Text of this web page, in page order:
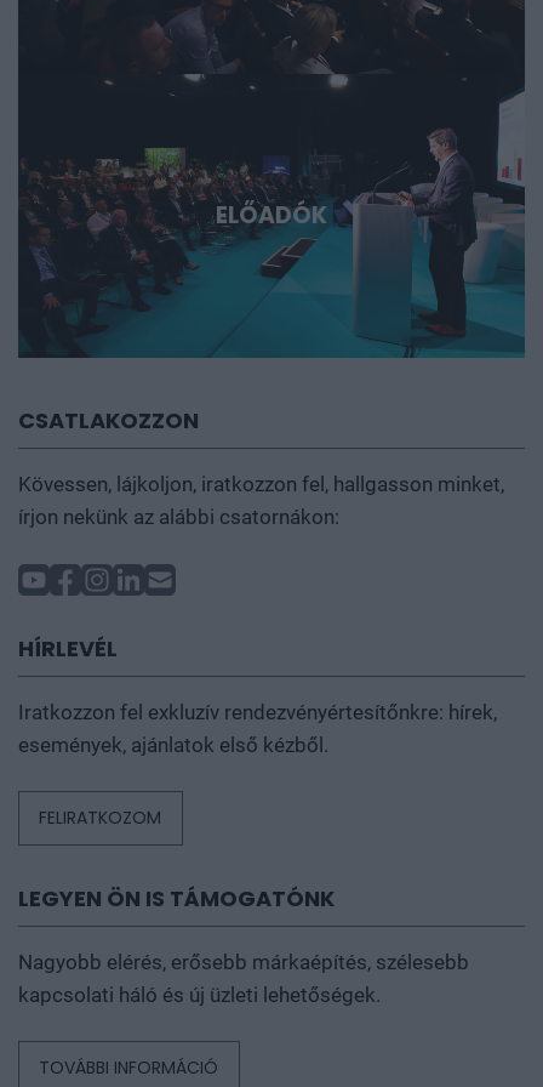
ELŐADÓK
CSATLAKOZZON
Kövessen, lájkoljon, iratkozzon fel, hallgasson minket,
írjon nekünk az alábbi csatornákon:
HÍRLEVÉL
Iratkozzon fel exkluzív rendezvényértesítőnkre: hírek,
események, ajánlatok első kézből.
FELIRATKOZOM
LEGYEN ÖN IS TÁMOGATÓNK
Nagyobb elérés, erősebb márkaépítés, szélesebb
kapcsolati háló és új üzleti lehetőségek.
TOVÁBBI INFORMÁCIÓ